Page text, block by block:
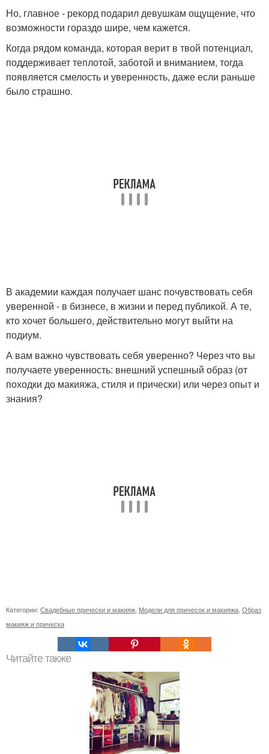
Но, главное - рекорд подарил девушкам ощущение, что
возможности гораздо шире, чем кажется.
Когда рядом команда, которая верит в твой потенциал,
поддерживает теплотой, заботой и вниманием, тогда
появляется смелость и уверенность, даже если раньше
было страшно.
В академии каждая получает шанс почувствовать себя
уверенной - в бизнесе, в жизни и перед публикой. А те,
кто хочет большего, действительно могут выйти на
подиум.
А вам важно чувствовать себя уверенно? Через что вы
получаете уверенность: внешний успешный образ (от
походки до макияжа, стиля и прически) или через опыт и
знания?
Категории: Свадебные прически и макияж Модели для причесок и макияжа Образ
макияж и прическа
Читайте также